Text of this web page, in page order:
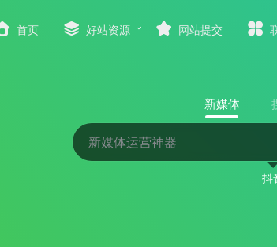
首页 好站资源 网站提交
新媒体
抖